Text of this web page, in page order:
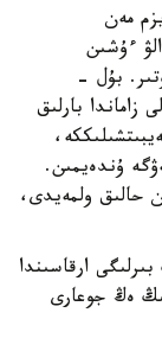
مەن
ءۇشىن
بۇل -
بارلىق
ۇندەيمىن.
حالىق ولمەيدى،
ارقاسىندا
ەڭ جوعارى